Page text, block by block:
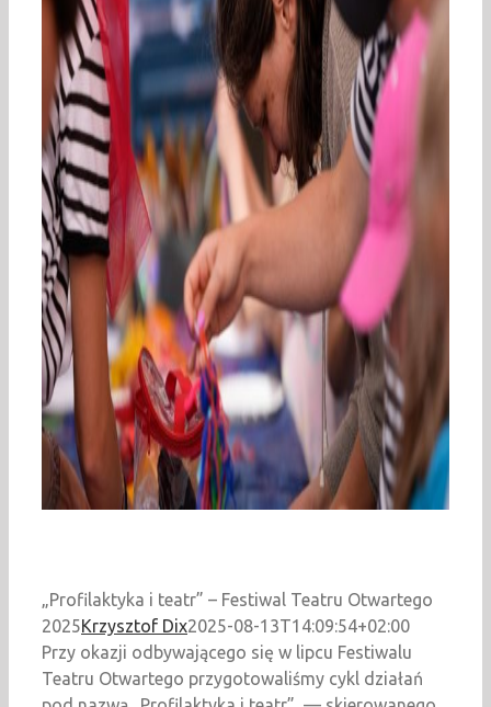
„Profilaktyka i teatr” – Festiwal Teatru Otwartego
2025Krzysztof Dix2025-08-13T14:09:54+02:00
Przy okazji odbywającego się w lipcu Festiwalu
Teatru Otwartego przygotowaliśmy cykl działań